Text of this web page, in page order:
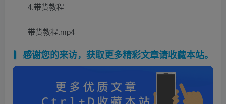
4.带货教程
带货教程.mp4
感谢您的来访，获取更多精彩文章请收藏本站。